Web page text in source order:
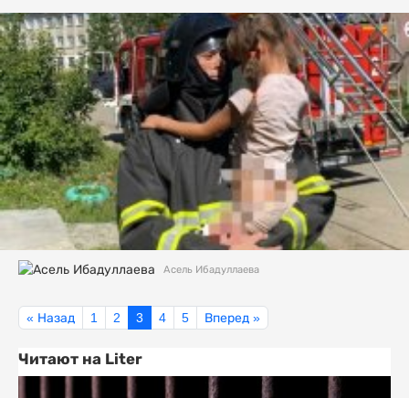
Асель Ибадуллаева
« Назад 1 2 3 4 5 Вперед »
Читают на Liter